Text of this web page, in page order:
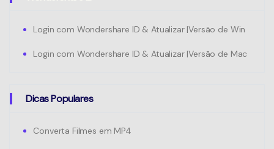
Login com Wondershare ID & Atualizar |Versão de Win
Login com Wondershare ID & Atualizar |Versão de Mac
Dicas Populares
Converta Filmes em MP4